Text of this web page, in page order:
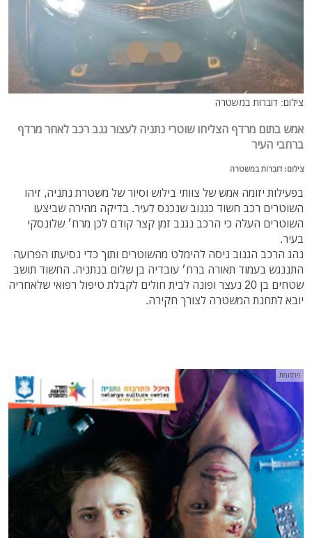
צילום: דוברות במשטרה
אמש בתום מרדף הצליחו שוטרי נתניה לעצור גנב רכב לאחר מרדף
ברחבי העיר
צילום: דוברות במשטרה
בפעילות יזומה אמש של צוותי בילוש וסיור של משטרת נתניה, זיהו
השוטרים רכב חשוד כגנוב שנכנס לעיר. בדיקה מהירה שביצעו
השוטרים העלה כי הרכב נגנב זמן קצר קודם לכן מרח׳ שלונסקי
בעיר.
נהג הרכב הגנוב ניסה להימלט מהשוטרים ותוך כדי נסיעתו הפרועה
התננגש בעמוד תאורה ברח׳ עובדיה בן שלום בנתניה. החשוד תושב
שטחים בן 20 נעצר ופונה לבית חולים לקבלת טיפול רפואי שלאחריה
יובא לתחנת המשטרה לצורך חקירה.
פרסומת